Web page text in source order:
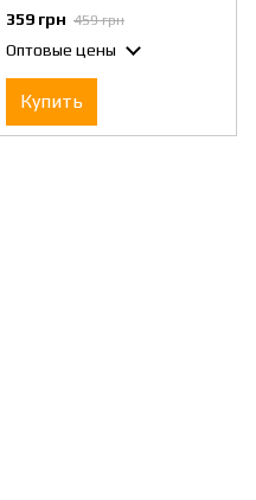
корректирующие белье для
талии M
359 грн 459 грн
Оптовые цены
Купить